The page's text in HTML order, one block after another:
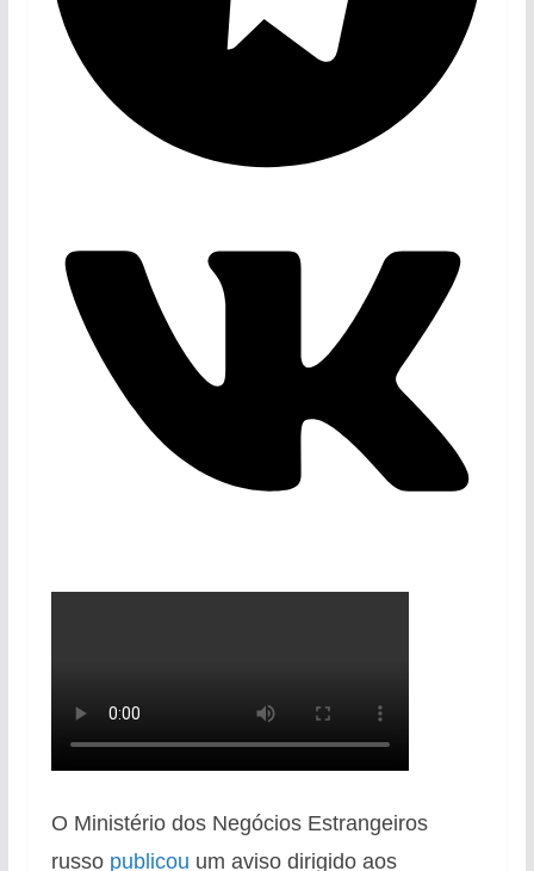
O Ministério dos Negócios Estrangeiros
russo publicou um aviso dirigido aos